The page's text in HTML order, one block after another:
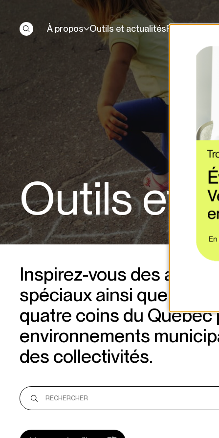
À propos Outils et actualitésFinancement
Outils et
Inspirez-vous des
spéciaux ainsi que
quatre coins du Québec
environnements
des collectivités.